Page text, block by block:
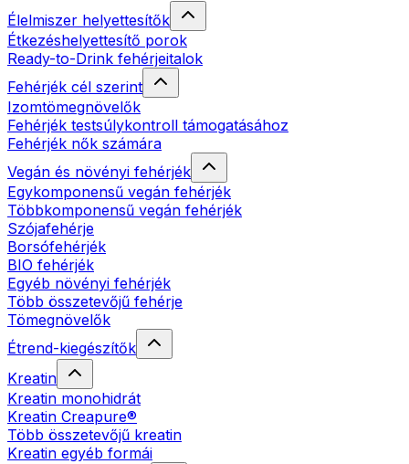
Élelmiszer helyettesítők
Étkezéshelyettesítő porok
Ready-to-Drink fehérjeitalok
Fehérjék cél szerint
Izomtömegnövelők
Fehérjék testsúlykontroll támogatásához
Fehérjék nők számára
Vegán és növényi fehérjék
Egykomponensű vegán fehérjék
Többkomponensű vegán fehérjék
Szójafehérje
Borsófehérjék
BIO fehérjék
Egyéb növényi fehérjék
Több összetevőjű fehérje
Tömegnövelők
Étrend-kiegészítők
Kreatin
Kreatin monohidrát
Kreatin Creapure®
Több összetevőjű kreatin
Kreatin egyéb formái